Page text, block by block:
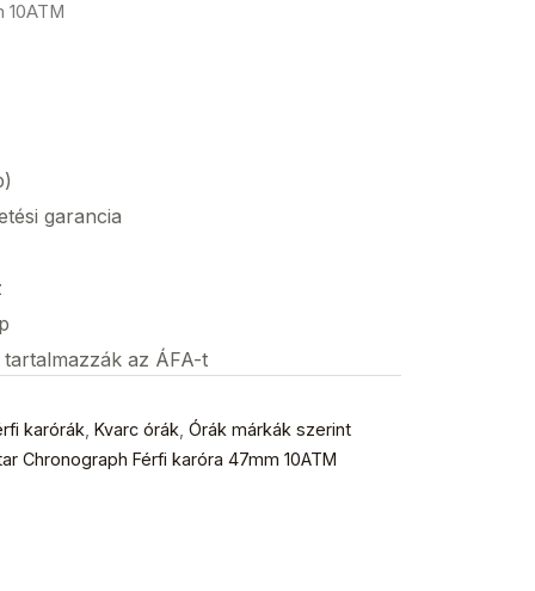
10ATM
garancia
az ÁFA-t
karórák Kvarc órák Órák márkák szerint
Chronograph Férfi karóra 47mm 10ATM